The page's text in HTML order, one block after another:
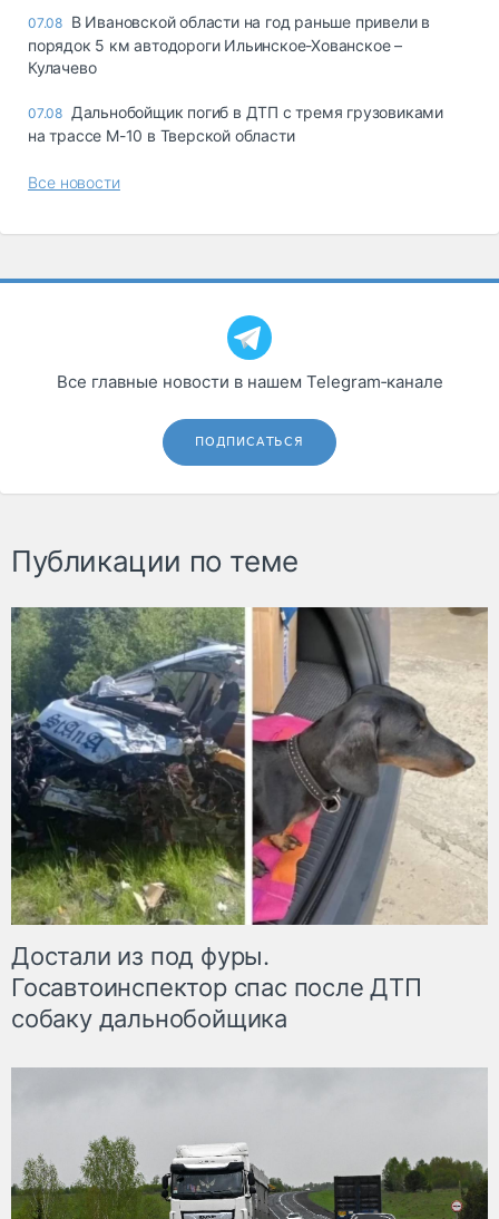
07.08 В Ивановской области на год раньше привели в
порядок 5 км автодороги Ильинское-Хованское –
Кулачево
07.08 Дальнобойщик погиб в ДТП с тремя грузовиками
на трассе М-10 в Тверской области
Все новости
Все главные новости в нашем Telegram‑канале
ПОДПИСАТЬСЯ
Публикации по теме
Достали из под фуры.
Госавтоинспектор спас после ДТП
собаку дальнобойщика